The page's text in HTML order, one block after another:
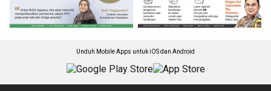
Unduh Mobile Apps untuk iOS dan Android